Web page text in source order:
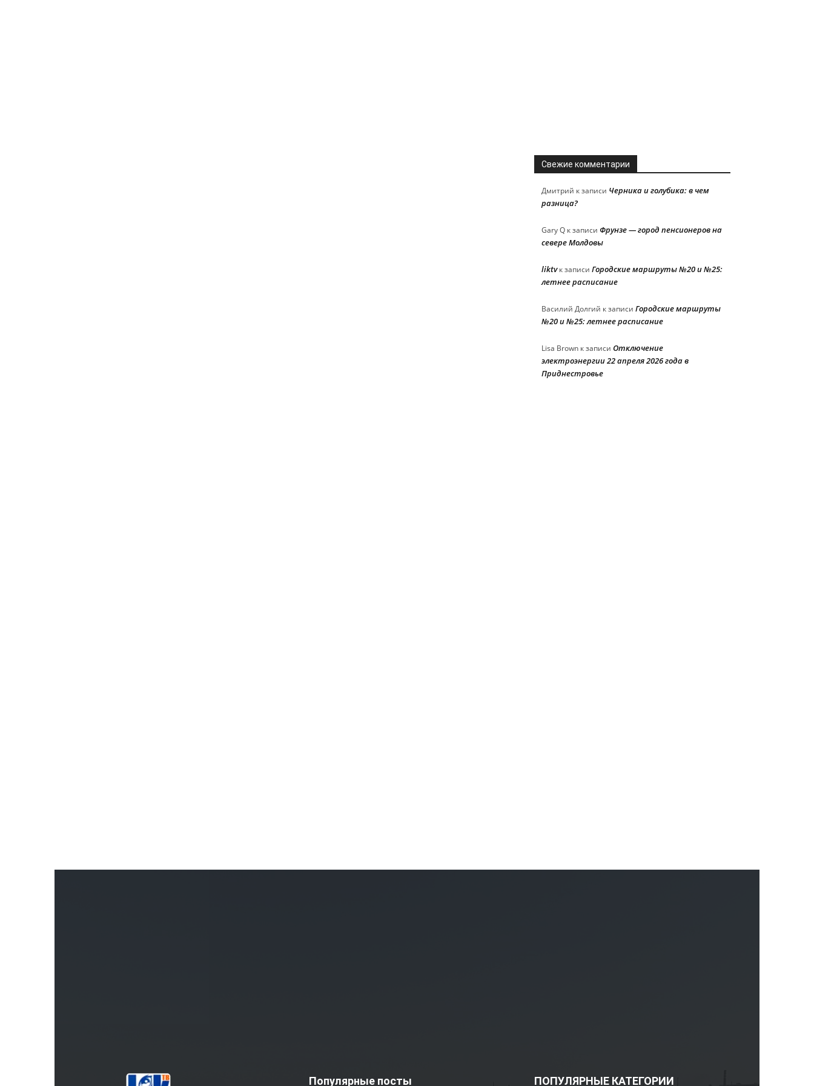
Свежие комментарии
Дмитрий к записи Черника и голубика: в чем
разница?
Gary Q к записи Фрунзе — город пенсионеров на
севере Молдовы
liktvк записи Городские маршруты №20 и №25:
летнее расписание
Василий Долгий к записи Городские маршруты
№20 и №25: летнее расписание
Lisa Brown к записи Отключение
электроэнергии 22 апреля 2026 года в
Приднестровье
Популярные посты ПОПУЛЯРНЫЕ КАТЕГОРИИ